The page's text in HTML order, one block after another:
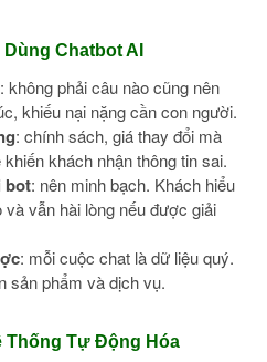
Chatbot AI
: không phải câu nào cũng nên
khiếu nại nặng cần con người.
: chính sách, giá thay đổi mà
khách nhận thông tin sai.
bot: nên minh bạch. Khách hiểu
vẫn hài lòng nếu được giải
: mỗi cuộc chat là dữ liệu quý.
sản phẩm và dịch vụ.
Thống Tự Động Hóa